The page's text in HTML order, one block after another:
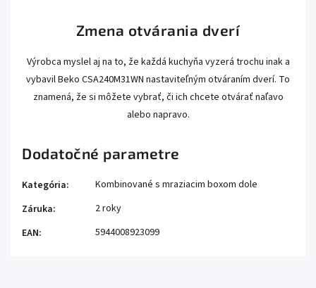
Zmena otvárania dverí
Výrobca myslel aj na to, že každá kuchyňa vyzerá trochu inak a
vybavil Beko CSA240M31WN nastaviteľným otváraním dverí. To
znamená, že si môžete vybrať, či ich chcete otvárať naľavo
alebo napravo.
Dodatočné parametre
Kategória:
Kombinované s mraziacim boxom dole
Záruka:
2 roky
EAN: 5944008923099